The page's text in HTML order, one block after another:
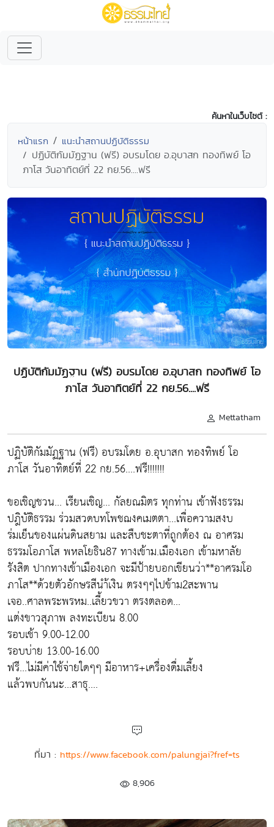
ค้นหาในเว็บไซต์ :
หน้าแรก แนะนำสถานปฏิบัติธรรม
ปฏิบัติกัมมัฏฐาน (ฟรี) อบรมโดย อ.อุบาสก ทองทิพย์ โอ
ภาโส วันอาทิตย์ที่ 22 กย.56....ฟรี
ปฏิบัติกัมมัฏฐาน (ฟรี) อบรมโดย อ.อุบาสก ทองทิพย์ โอ
ภาโส วันอาทิตย์ที่ 22 กย.56....ฟรี
Mettatham
ปฏิบัติกัมมัฏฐาน (ฟรี) อบรมโดย อ.อุบาสก ทองทิพย์ โอ
ภาโส วันอาทิตย์ที่ 22 กย.56....ฟรี!!!!!!!
ขอเชิญชวน... เรียนเชิญ... กัลยณมิตร ทุกท่าน เข้าฟังธรรม
ปฎิบัติธรรม ร่วมสวดบทโพชฌงคเมตตา...เพื่อความสงบ
ร่มเย็นของแผ่นดินสยาม และสืบชะตาที่ถูกต้อง ณ อาศรม
ธรรมโอภาโส พหลโยธิน87 ทางเข้าม.เมืองเอก เข้ามหาลัย
รังสิต ปากทางเข้าเมืองเอก จะมีป้ายบอกเขียนว่า**อาศรมโอ
ภาโส**ด้วยตัวอักษรสีนำ้เงิน ตรงๆๆไปข้าม2สะพาน
เจอ..ศาลพระพรหม..เลี้ยวขวา ตรงตลอด...
แต่งขาวสุภาพ ลงทะเบียน 8.00
รอบเช้า 9.00-12.00
รอบบ่าย 13.00-16.00
ฟรี...ไม่มีค่าใช้จ่ายใดๆๆ มีอาหาร+เครื่องดื่มเลี้ยง
แล้วพบกันนะ...สาธุ....
ที่มา : https://www.facebook.com/palungjai?fref=ts
8,906